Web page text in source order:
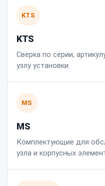
KTS
KTS
Сверка по серии,
узлу установки.
MS
MS
Комплектующие для
узла и корпусных